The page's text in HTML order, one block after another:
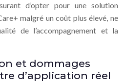
d’opter pour une solution
malgré un coût plus élevé, ne
de l’accompagnement et la
et dommages
d’application réel